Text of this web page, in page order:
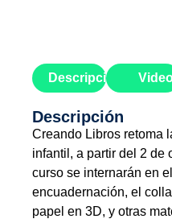
Descripción
Descripción
Creando Libros retoma
infantil, a partir del 2 de
curso se internarán en
encuadernación, el
papel en 3D, y otras